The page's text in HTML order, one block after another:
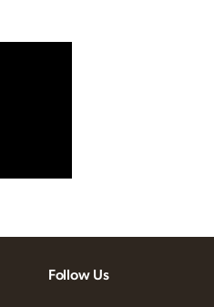
Follow Us